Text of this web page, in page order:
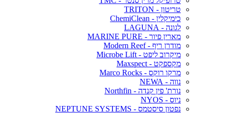
טריטון - TRITON
כימיקלין - ChemiClean
לגונה - LAGUNA
מארין פיור - MARINE PURE
מודרן ריף - Modern Reef
מיקרוב ליפט - Microbe Lift
מקספקט - Maxspect
מרקו רוקס - Marco Rocks
נווה - NEWA
נורת' פין קנדה - Northfin
ניוס - NYOS
נפטון סיסטמס - NEPTUNE SYSTEMS